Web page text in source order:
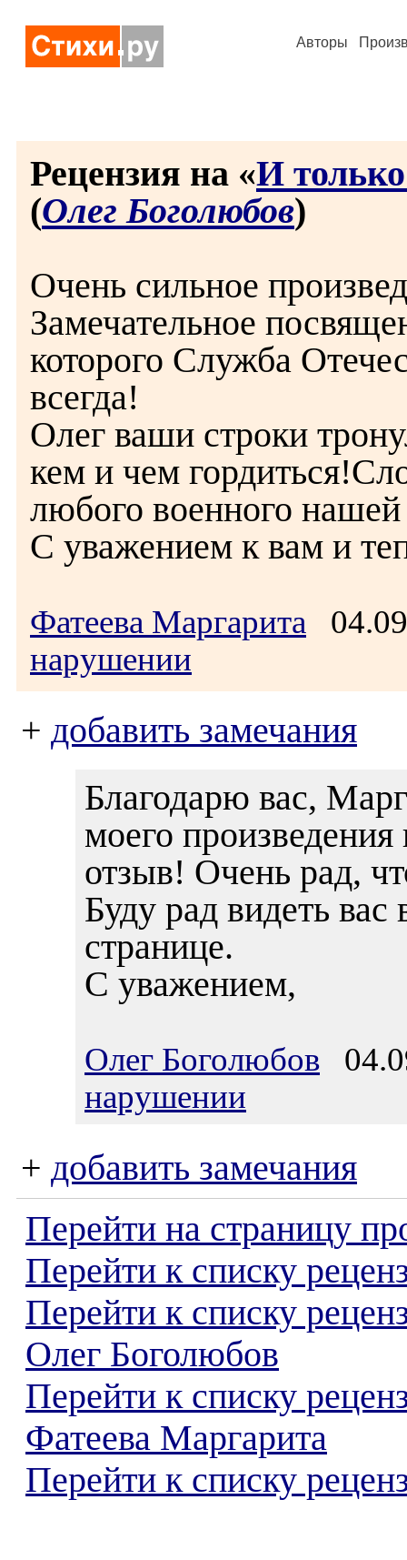
Авторы
Рецензия на «И
(Олег Боголюбов)
Очень сильное
Замечательное
которого Служба
всегда!
Олег ваши строки
кем и чем
любого военного
С уважением к вам и
Фатеева Маргарита
нарушении
+ добавить замечания
Благодарю вас,
моего
отзыв! Очень рад,
Буду рад видеть вас
странице.
С уважением,
Олег Боголюбов
нарушении
+ добавить замечания
Перейти на страницу
Перейти к списку
Перейти к списку
Олег Боголюбов
Перейти к списку
Фатеева Маргарита
Перейти к списку